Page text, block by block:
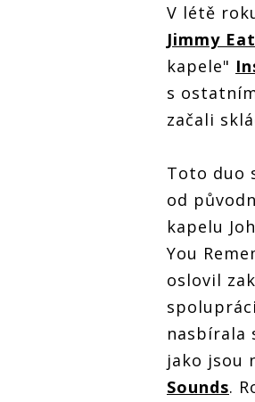
V létě
Jimmy
kapele"
s
začali
Toto duo
od
kapelu
You
oslovil
nasbírala
jako jsou
Sounds.